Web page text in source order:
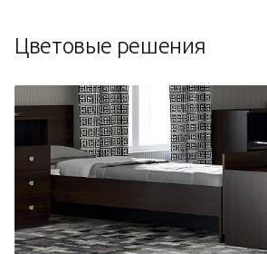
Цветовые решения